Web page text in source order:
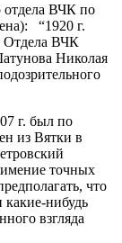
отдела ВЧК по
“1920 г.
Отдела ВЧК
Николая
г. был по
из Вятки в
точных
что
какие-нибудь
взгляда